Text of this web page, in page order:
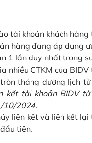
tài khoản khách hàng
hàng đang áp dụng
1 lần duy nhất trong
nhiều CTKM của
tháng dương lịch
kết tài khoản BIDV
10/2024.
liên kết và liên kết
tiên.